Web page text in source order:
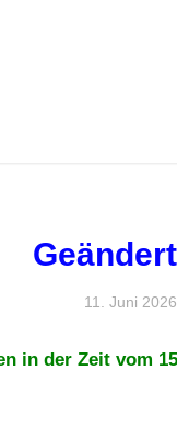
11. Juni 2026
in der Zeit vom